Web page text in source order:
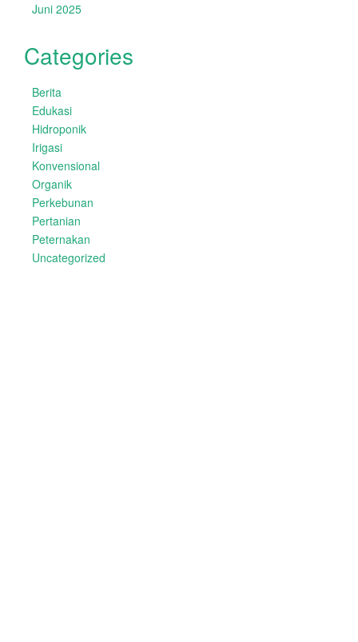
Juni 2025
Categories
Berita
Edukasi
Hidroponik
Irigasi
Konvensional
Organik
Perkebunan
Pertanian
Peternakan
Uncategorized